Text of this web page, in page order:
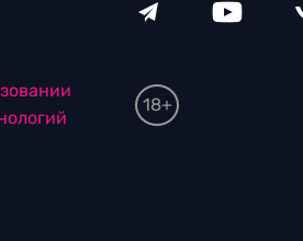
18+